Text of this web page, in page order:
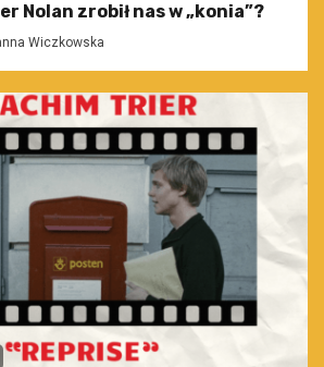
Nolan zrobił nas w „konia”?
Wiczkowska